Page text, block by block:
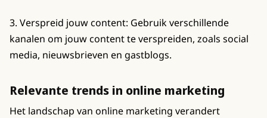
3. Verspreid jouw content: Gebruik verschillende
kanalen om jouw content te verspreiden, zoals social
media, nieuwsbrieven en gastblogs.
Relevante trends in online marketing
Het landschap van online marketing verandert